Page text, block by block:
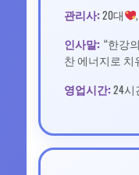
관리사: 20대
인사말: “한강
찬 에너지로 치
영업시간: 24시